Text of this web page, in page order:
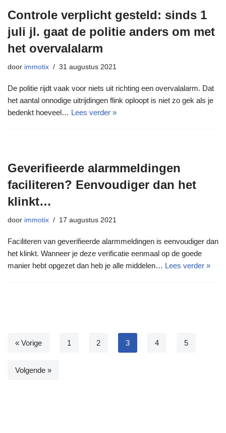
Controle verplicht gesteld: sinds 1
juli jl. gaat de politie anders om met
het overvalalarm
door immotix 31 augustus 2021
De politie rijdt vaak voor niets uit richting een overvalalarm. Dat
het aantal onnodige uitrijdingen flink oploopt is niet zo gek als je
bedenkt hoeveel… Lees verder »
Geverifieerde alarmmeldingen
faciliteren? Eenvoudiger dan het
klinkt…
door immotix 17 augustus 2021
Faciliteren van geverifieerde alarmmeldingen is eenvoudiger dan
het klinkt. Wanneer je deze verificatie eenmaal op de goede
manier hebt opgezet dan heb je alle middelen… Lees verder »
« Vorige 1 2 3 4 5
Volgende »